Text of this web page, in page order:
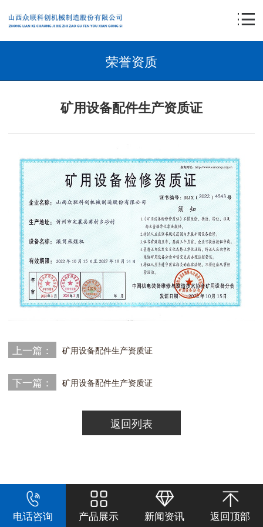
荣誉资质
矿用设备配件生产资质证
上一篇： 矿用设备配件生产资质证
下一篇： 矿用设备配件生产资质证
返回列表
电话咨询 产品展示 新闻资讯 返回顶部